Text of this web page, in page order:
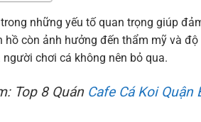
những yếu tố quan trọng giúp
còn ảnh hưởng đến thẩm mỹ và
chơi cá không nên bỏ qua.
Top 8 Quán Cafe Cá Koi Quận